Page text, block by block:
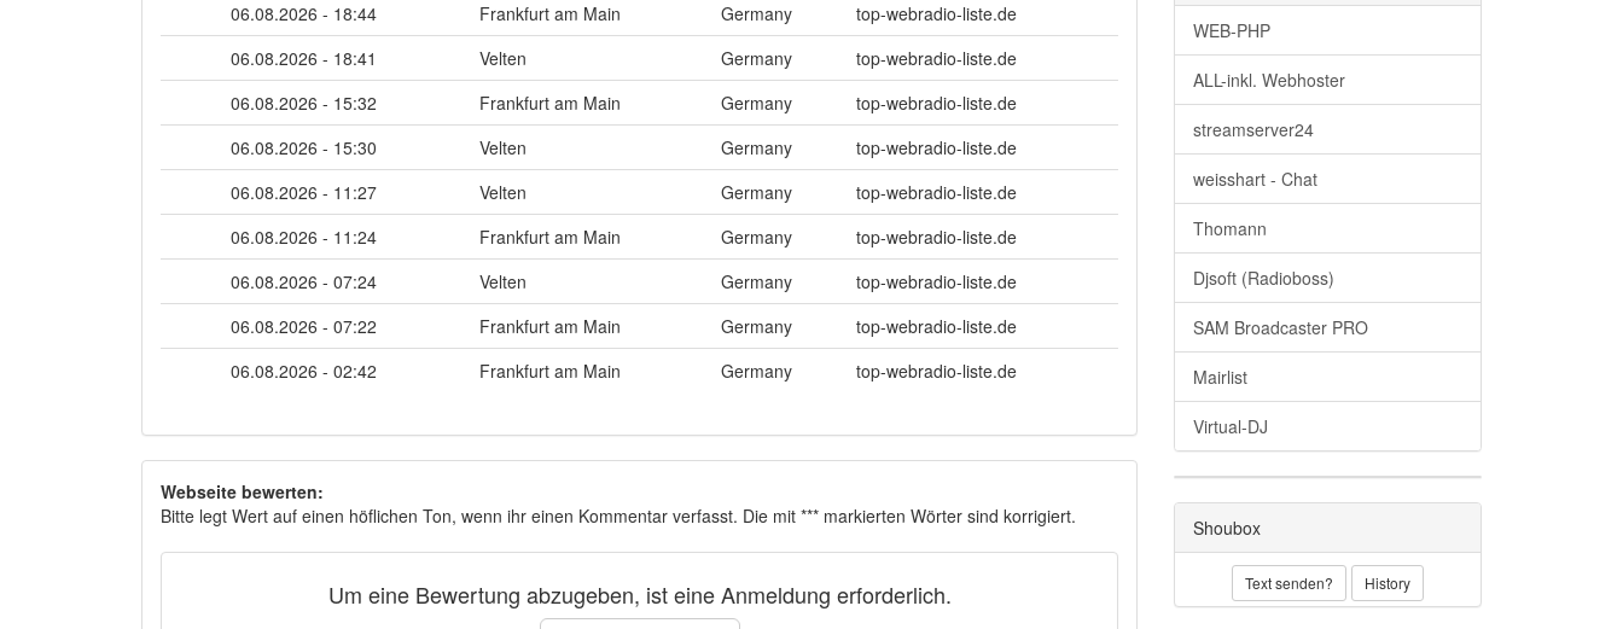
06.08.2026 - 18:44
Frankfurt am Main Germany
top-webradio-liste.de
06.08.2026 - 18:41
Velten Germany
top-webradio-liste.de
06.08.2026 - 15:32
Frankfurt am Main Germany
top-webradio-liste.de
06.08.2026 - 15:30
Velten Germany
top-webradio-liste.de
06.08.2026 - 11:27
Velten Germany
top-webradio-liste.de
06.08.2026 - 11:24
Frankfurt am Main Germany
top-webradio-liste.de
06.08.2026 - 07:24
Velten Germany
top-webradio-liste.de
06.08.2026 - 07:22
Frankfurt am Main Germany
top-webradio-liste.de
06.08.2026 - 02:42
Frankfurt am Main Germany top-webradio-liste.de
Webseite bewerten:
Bitte legt Wert auf einen höflichen Ton, wenn ihr einen Kommentar verfasst. Die mit *** markierten Wörter sind korrigiert.
Um eine Bewertung abzugeben, ist eine Anmeldung erforderlich.
WEB-PHP
ALL-inkl. Webhoster
streamserver24
weisshart - Chat
Thomann
Djsoft (Radioboss)
SAM Broadcaster PRO
Mairlist
Virtual-DJ
Shoubox
Text senden? History